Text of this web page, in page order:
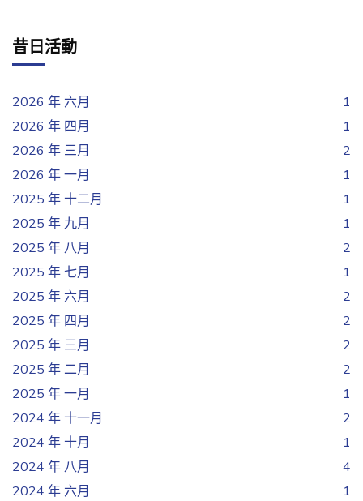
昔日活動
2026 年 六月
1
2026 年 四月
1
2026 年 三月
2
2026 年 一月
1
2025 年 十二月
1
2025 年 九月
1
2025 年 八月
2
2025 年 七月
1
2025 年 六月
2
2025 年 四月
2
2025 年 三月
2
2025 年 二月
2
2025 年 一月
1
2024 年 十一月
2
2024 年 十月
1
2024 年 八月
4
2024 年 六月
1